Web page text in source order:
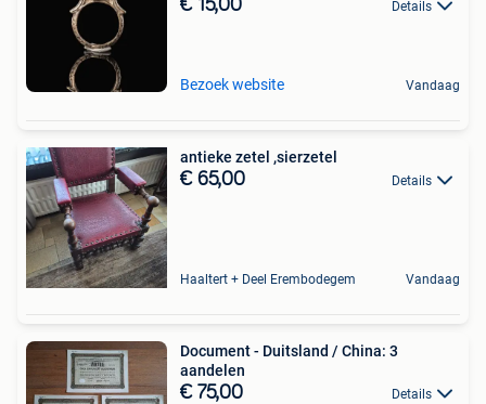
€ 15,00 Details
Bezoek website Vandaag
antieke zetel ,sierzetel
€ 65,00 Details
Haaltert + Deel Erembodegem Vandaag
Document - Duitsland / China: 3
aandelen
€ 75,00 Details